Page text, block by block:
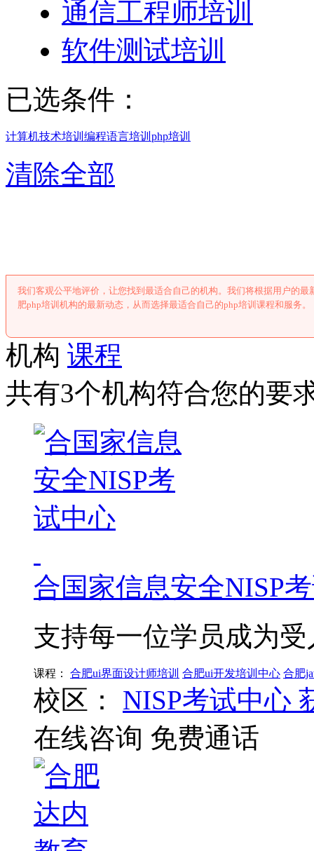
通信工程师培训
软件测试培训
已选条件：
计算机技术培训 编程语言培训 php培训
清除全部
我们客观公平地评价，让您找到最适合自己的机构。我们将根据用户的
肥php培训机构的最新动态，从而选择最适合自己的php培训课程和服务。
机构 课程
共有3个机构符合您的要
合国家信息安全NISP
支持每一位学员成为
课程： 合肥ui界面设计师培训 合肥ui开发培训中心 合肥
校区： NISP考试中心
在线咨询 免费通话